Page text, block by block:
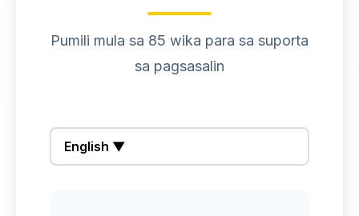
Pumili mula sa 85 wika para sa suporta
sa pagsasalin
English ▼